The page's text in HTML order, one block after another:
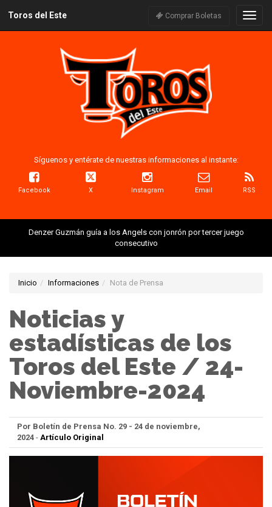
Toros del Este Comprar Boletas
Síguenos y entérate de nuestras informaciones al instante:
Facebook X Instagram Email RSS
Denzer Guzmán guía a los Angels con jonrón por tercer juego
consecutivo
Inicio Informaciones Nota de Prensa
Noticias y
estadísticas de los
Toros del Este / 24-
Noviembre-2024
Por Boletín de Prensa No. 29 - 24 de noviembre,
2024 - Artículo Original